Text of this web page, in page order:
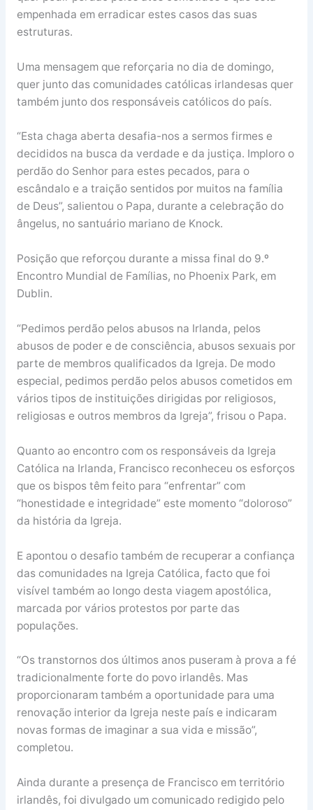
empenhada em erradicar estes casos das suas
estruturas.
Uma mensagem que reforçaria no dia de domingo,
quer junto das comunidades católicas irlandesas quer
também junto dos responsáveis católicos do país.
“Esta chaga aberta desafia-nos a sermos firmes e
decididos na busca da verdade e da justiça. Imploro o
perdão do Senhor para estes pecados, para o
escândalo e a traição sentidos por muitos na família
de Deus”, salientou o Papa, durante a celebração do
ângelus, no santuário mariano de Knock.
Posição que reforçou durante a missa final do 9.º
Encontro Mundial de Famílias, no Phoenix Park, em
Dublin.
“Pedimos perdão pelos abusos na Irlanda, pelos
abusos de poder e de consciência, abusos sexuais por
parte de membros qualificados da Igreja. De modo
especial, pedimos perdão pelos abusos cometidos em
vários tipos de instituições dirigidas por religiosos,
religiosas e outros membros da Igreja”, frisou o Papa.
Quanto ao encontro com os responsáveis da Igreja
Católica na Irlanda, Francisco reconheceu os esforços
que os bispos têm feito para “enfrentar” com
“honestidade e integridade” este momento “doloroso”
da história da Igreja.
E apontou o desafio também de recuperar a confiança
das comunidades na Igreja Católica, facto que foi
visível também ao longo desta viagem apostólica,
marcada por vários protestos por parte das
populações.
“Os transtornos dos últimos anos puseram à prova a fé
tradicionalmente forte do povo irlandês. Mas
proporcionaram também a oportunidade para uma
renovação interior da Igreja neste país e indicaram
novas formas de imaginar a sua vida e missão”,
completou.
Ainda durante a presença de Francisco em território
irlandês, foi divulgado um comunicado redigido pelo